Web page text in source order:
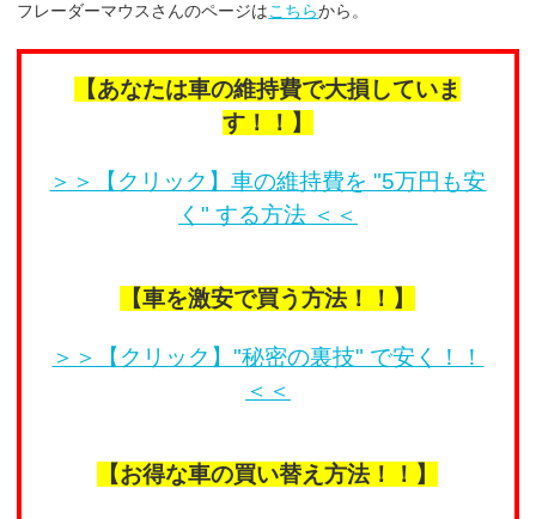
フレーダーマウスさんのページはこちらから。
【あなたは車の維持費で大損していま
す！！】
＞＞【クリック】車の維持費を "5万円も安
く" する方法 ＜＜
【車を激安で買う方法！！】
＞＞【クリック】"秘密の裏技" で安く！！
＜＜
【お得な車の買い替え方法！！】